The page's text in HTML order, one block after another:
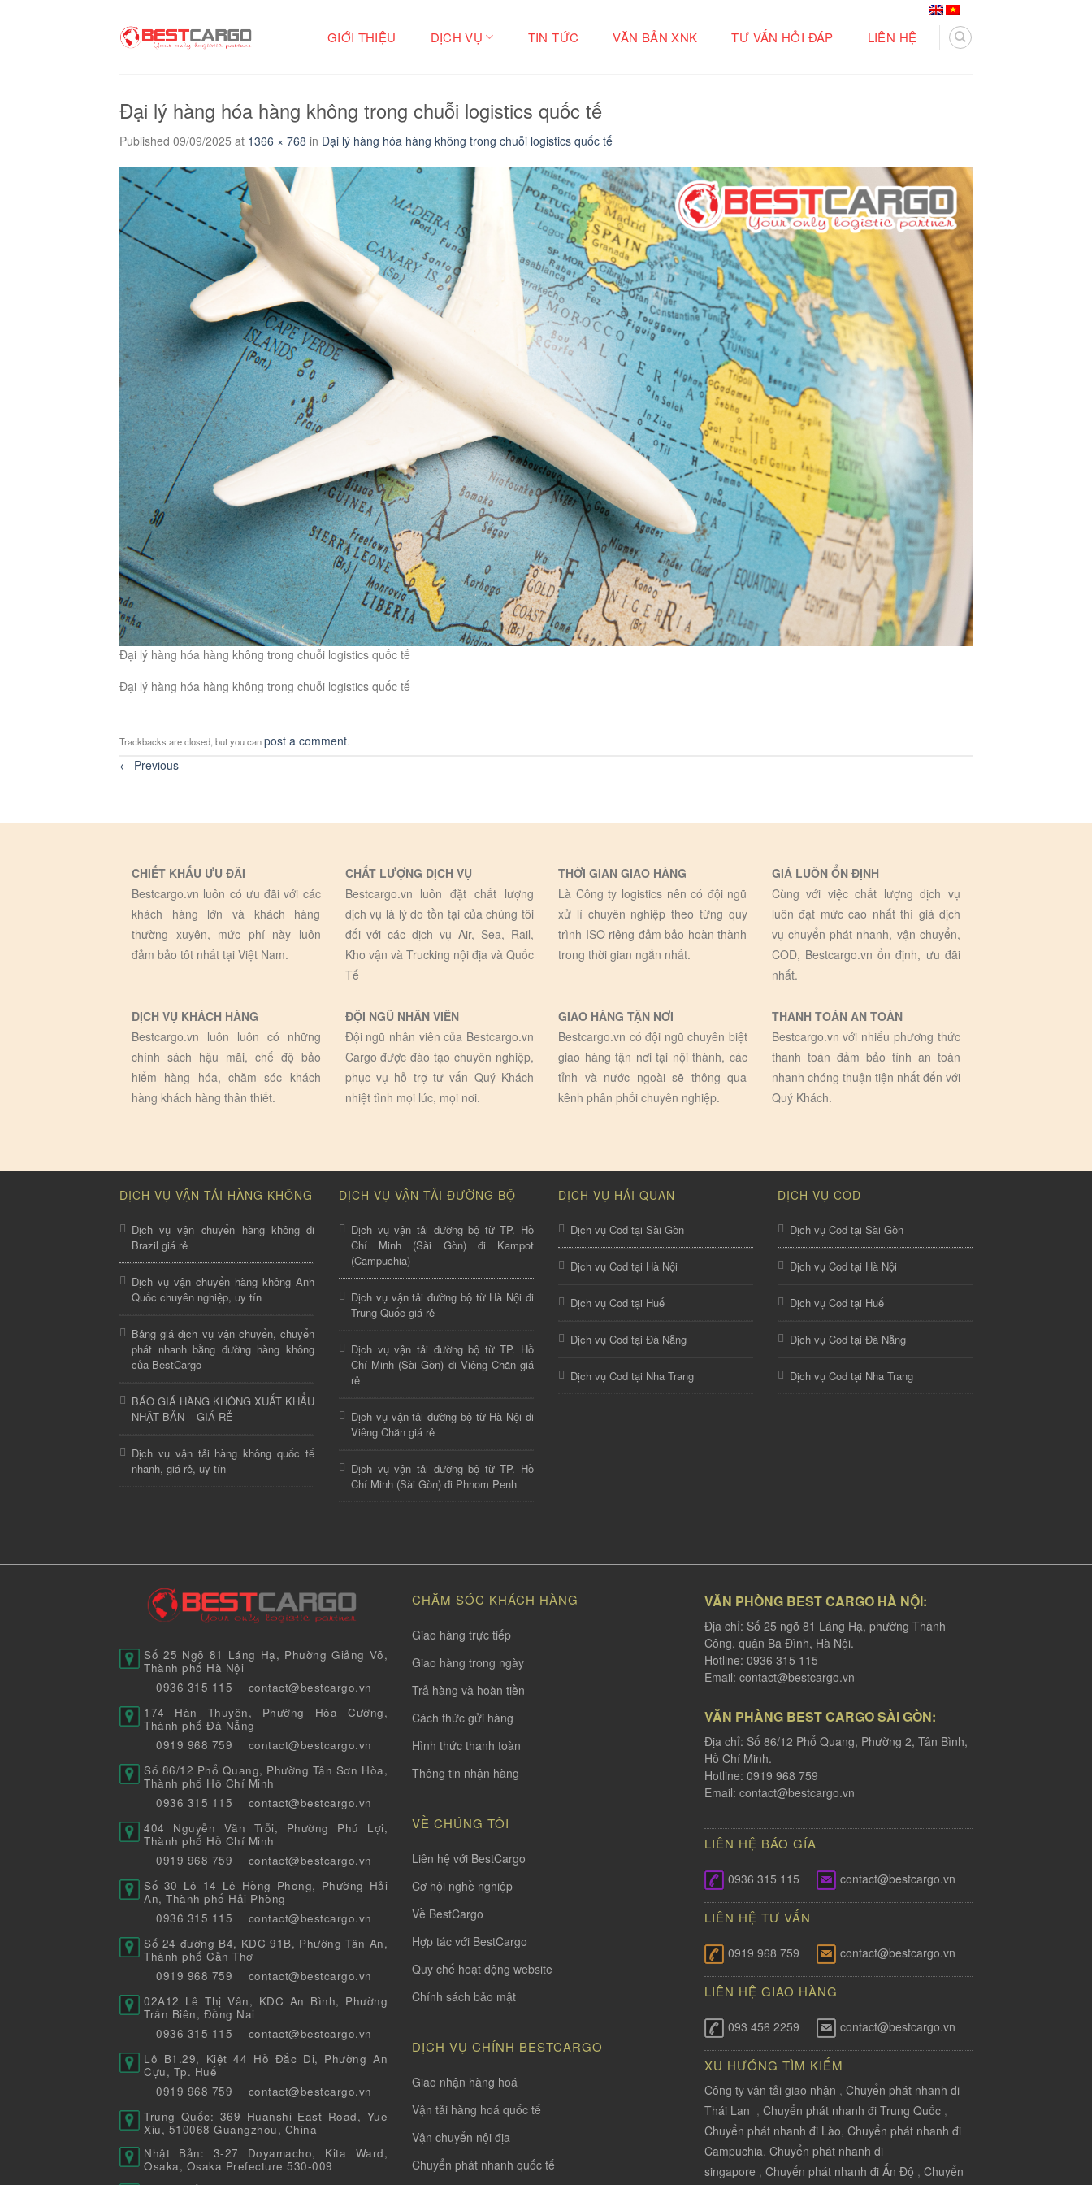
GIỚI THIỆU DỊCH VỤ TIN TỨC VĂN BẢN XNK TƯ VẤN HỎI ĐÁP LIÊN HỆ
Đại lý hàng hóa hàng không trong chuỗi logistics quốc tế
Published 09/09/2025 at 1366 × 768 in Đại lý hàng hóa hàng không trong chuỗi logistics quốc tế
Đại lý hàng hóa hàng không trong chuỗi logistics quốc tế
Đại lý hàng hóa hàng không trong chuỗi logistics quốc tế
Trackbacks are closed, but you canpost a comment
← Previous
CHIẾT KHẤU ƯU ĐÃI
Bestcargo.vn luôn có ưu đãi với các
khách hàng lớn và khách hàng
thường xuyên, mức phí này luôn
đảm bảo tôt nhất tại Việt Nam.
CHẤT LƯỢNG DỊCH VỤ
Bestcargo.vn luôn đặt chất lượng
dịch vụ là lý do tồn tại của chúng tôi
đối với các dịch vụ Air, Sea, Rail,
Kho vận và Trucking nội địa và Quốc
Tế
THỜI GIAN GIAO HÀNG
Là Công ty logistics nên có đội ngũ
xử lí chuyên nghiệp theo từng quy
trình ISO riêng đảm bảo hoàn thành
trong thời gian ngắn nhất.
GIÁ LUÔN ỔN ĐỊNH
Cùng với việc chất lượng dịch vụ
luôn đạt mức cao nhất thì giá dịch
vụ chuyển phát nhanh, vận chuyển,
COD, Bestcargo.vn ổn định, ưu đãi
nhất.
DỊCH VỤ KHÁCH HÀNG
Bestcargo.vn luôn luôn có những
chính sách hậu mãi, chế độ bảo
hiểm hàng hóa, chăm sóc khách
hàng khách hàng thân thiết.
ĐỘI NGŨ NHÂN VIÊN
Đội ngũ nhân viên của Bestcargo.vn
Cargo được đào tạo chuyên nghiệp,
phục vụ hỗ trợ tư vấn Quý Khách
nhiệt tình mọi lúc, mọi nơi.
GIAO HÀNG TẬN NƠI
Bestcargo.vn có đội ngũ chuyên biệt
giao hàng tận nơi tại nội thành, các
tỉnh và nước ngoài sẽ thông qua
kênh phân phối chuyên nghiệp.
THANH TOÁN AN TOÀN
Bestcargo.vn với nhiếu phương thức
thanh toán đảm bảo tính an toàn
nhanh chóng thuận tiện nhất đến với
Quý Khách.
DỊCH VỤ VẬN TẢI HÀNG KHÔNG
Dịch vụ vận chuyển hàng không đi
Brazil giá rẻ
Dịch vụ vận chuyển hàng không Anh
Quốc chuyên nghiệp, uy tín
Bảng giá dịch vụ vận chuyển, chuyển
phát nhanh bằng đường hàng không
của BestCargo
BÁO GIÁ HÀNG KHÔNG XUẤT KHẨU
NHẬT BẢN – GIÁ RẺ
Dịch vụ vận tải hàng không quốc tế
nhanh, giá rẻ, uy tín
DỊCH VỤ VẬN TẢI ĐƯỜNG BỘ
Dịch vụ vận tải đường bộ từ TP. Hồ
Chí Minh (Sài Gòn) đi Kampot
(Campuchia)
Dịch vụ vận tải đường bộ từ Hà Nội đi
Trung Quốc giá rẻ
Dịch vụ vận tải đường bộ từ TP. Hồ
Chí Minh (Sài Gòn) đi Viêng Chăn giá
rẻ
Dịch vụ vận tải đường bộ từ Hà Nội đi
Viêng Chăn giá rẻ
Dịch vụ vận tải đường bộ từ TP. Hồ
Chí Minh (Sài Gòn) đi Phnom Penh
DỊCH VỤ HẢI QUAN
Dịch vụ Cod tại Sài Gòn
Dịch vụ Cod tại Hà Nội
Dịch vụ Cod tại Huế
Dịch vụ Cod tại Đà Nẵng
Dịch vụ Cod tại Nha Trang
DỊCH VỤ COD
Dịch vụ Cod tại Sài Gòn
Dịch vụ Cod tại Hà Nội
Dịch vụ Cod tại Huế
Dịch vụ Cod tại Đà Nẵng
Dịch vụ Cod tại Nha Trang
Số 25 Ngõ 81 Láng Hạ, Phường Giảng Võ,
Thành phố Hà Nội
0936 315 115
contact@bestcargo.vn
174 Hàn Thuyên, Phường Hòa Cường,
Thành phố Đà Nẵng
0919 968 759
contact@bestcargo.vn
Số 86/12 Phổ Quang, Phường Tân Sơn Hòa,
Thành phố Hồ Chí Minh
0936 315 115
contact@bestcargo.vn
404 Nguyễn Văn Trỗi, Phường Phú Lợi,
Thành phố Hồ Chí Minh
0919 968 759
contact@bestcargo.vn
Số 30 Lô 14 Lê Hồng Phong, Phường Hải
An, Thành phố Hải Phòng
0936 315 115
contact@bestcargo.vn
Số 24 đường B4, KDC 91B, Phường Tân An,
Thành phố Cần Thơ
0919 968 759
contact@bestcargo.vn
02A12 Lê Thị Vân, KDC An Bình, Phường
Trấn Biên, Đồng Nai
0936 315 115
contact@bestcargo.vn
Lô B1.29, Kiệt 44 Hồ Đắc Di, Phường An
Cựu, Tp. Huế
0919 968 759
contact@bestcargo.vn
Trung Quốc: 369 Huanshi East Road, Yue
Xiu, 510068 Guangzhou, China
Nhật Bản: 3-27 Doyamacho, Kita Ward,
Osaka, Osaka Prefecture 530-009
CHĂM SÓC KHÁCH HÀNG
Giao hàng trực tiếp
Giao hàng trong ngày
Trả hàng và hoàn tiền
Cách thức gửi hàng
Hình thức thanh toàn
Thông tin nhận hàng
VỀ CHÚNG TÔI
Liên hệ với BestCargo
Cơ hội nghề nghiệp
Về BestCargo
Hợp tác với BestCargo
Quy chế hoạt động website
Chính sách bảo mật
DỊCH VỤ CHÍNH BESTCARGO
Giao nhận hàng hoá
Vận tải hàng hoá quốc tế
Vận chuyển nội địa
Chuyển phát nhanh quốc tế
VĂN PHÒNG BEST CARGO HÀ NỘI:
Địa chỉ: Số 25 ngõ 81 Láng Hạ, phường Thành
Công, quận Ba Đình, Hà Nội.
Hotline: 0936 315 115
Email: contact@bestcargo.vn
VĂN PHÀNG BEST CARGO SÀI GÒN:
Địa chỉ: Số 86/12 Phổ Quang, Phường 2, Tân Bình,
Hồ Chí Minh.
Hotline: 0919 968 759
Email: contact@bestcargo.vn
LIÊN HỆ BÁO GÍA
0936 315 115 contact@bestcargo.vn
LIÊN HỆ TƯ VẤN
0919 968 759 contact@bestcargo.vn
LIÊN HỆ GIAO HÀNG
093 456 2259 contact@bestcargo.vn
XU HƯỚNG TÌM KIẾM
Công ty vận tải giao nhận , Chuyển phát nhanh đi
Thái Lan , Chuyển phát nhanh đi Trung Quốc ,
Chuyển phát nhanh đi Lào, Chuyển phát nhanh đi
Campuchia, Chuyển phát nhanh đi
singapore , Chuyển phát nhanh đi Ấn Độ , Chuyển